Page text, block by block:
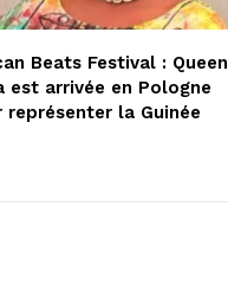
Beats Festival : Queen
est arrivée en Pologne
représenter la Guinée